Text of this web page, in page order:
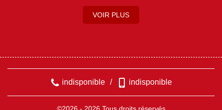
VOIR PLUS
indisponible / indisponible